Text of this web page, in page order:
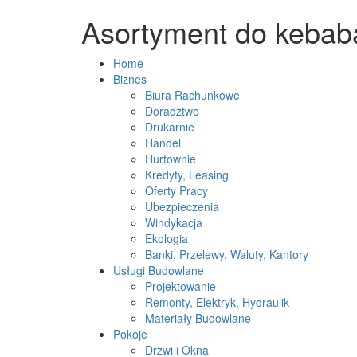
Asortyment do
Home
Biznes
Biura Rachunkowe
Doradztwo
Drukarnie
Handel
Hurtownie
Kredyty, Leasing
Oferty Pracy
Ubezpieczenia
Windykacja
Ekologia
Banki, Przelewy, Waluty, Kantory
Usługi Budowlane
Projektowanie
Remonty, Elektryk, Hydraulik
Materiały Budowlane
Pokoje
Drzwi i Okna